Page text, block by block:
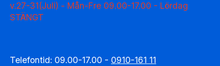
v.27-31(Juli) - Mån-Fre 09.00-17.00 - Lördag
STÄNGT
Telefontid: 09.00-17.00 - 0910-161 11